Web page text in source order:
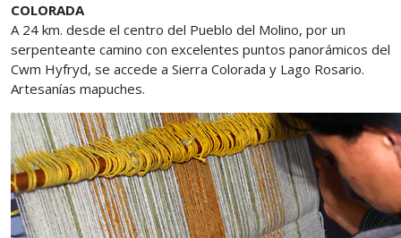
COLORADA
A 24 km. desde el centro del Pueblo del Molino, por un
serpenteante camino con excelentes puntos panorámicos del
Cwm Hyfryd, se accede a Sierra Colorada y Lago Rosario.
Artesanías mapuches.